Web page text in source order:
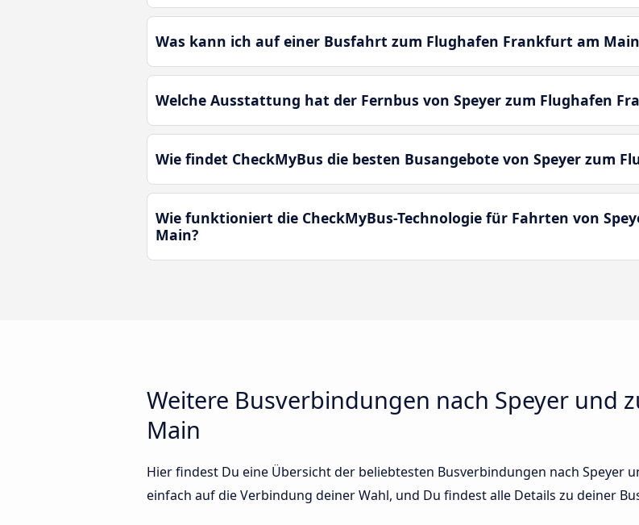
Was kann ich auf einer Busfahrt zum Flughafen Frankfurt am
Welche Ausstattung hat der Fernbus von Speyer zum Flughafen
Wie findet CheckMyBus die besten Busangebote von Speyer zum
Wie funktioniert die CheckMyBus-Technologie für Fahrten von
Main?
Weitere Busverbindungen nach Speyer und
Main
Hier findest Du eine Übersicht der beliebtesten Busverbindungen nach Speyer
einfach auf die Verbindung deiner Wahl, und Du findest alle Details zu deiner